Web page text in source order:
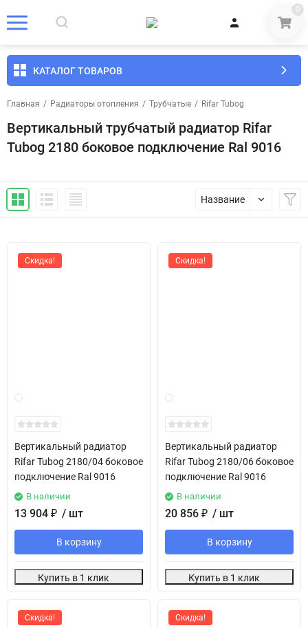
0
КАТАЛОГ ТОВАРОВ
Главная / Радиаторы отопления / Трубчатые / Rifar Tubog
Вертикальный трубчатый радиатор Rifar
Tubog 2180 боковое подключение Ral 9016
Название
Скидка!
Вертикальный радиатор
Rifar Tubog 2180/04 боковое
подключение Ral 9016
В наличии
13 904 ₽ / шт
В корзину
Купить в 1 клик
Скидка!
Вертикальный радиатор
Rifar Tubog 2180/06 боковое
подключение Ral 9016
В наличии
20 856 ₽ / шт
В корзину
Купить в 1 клик
Скидка! Скидка!